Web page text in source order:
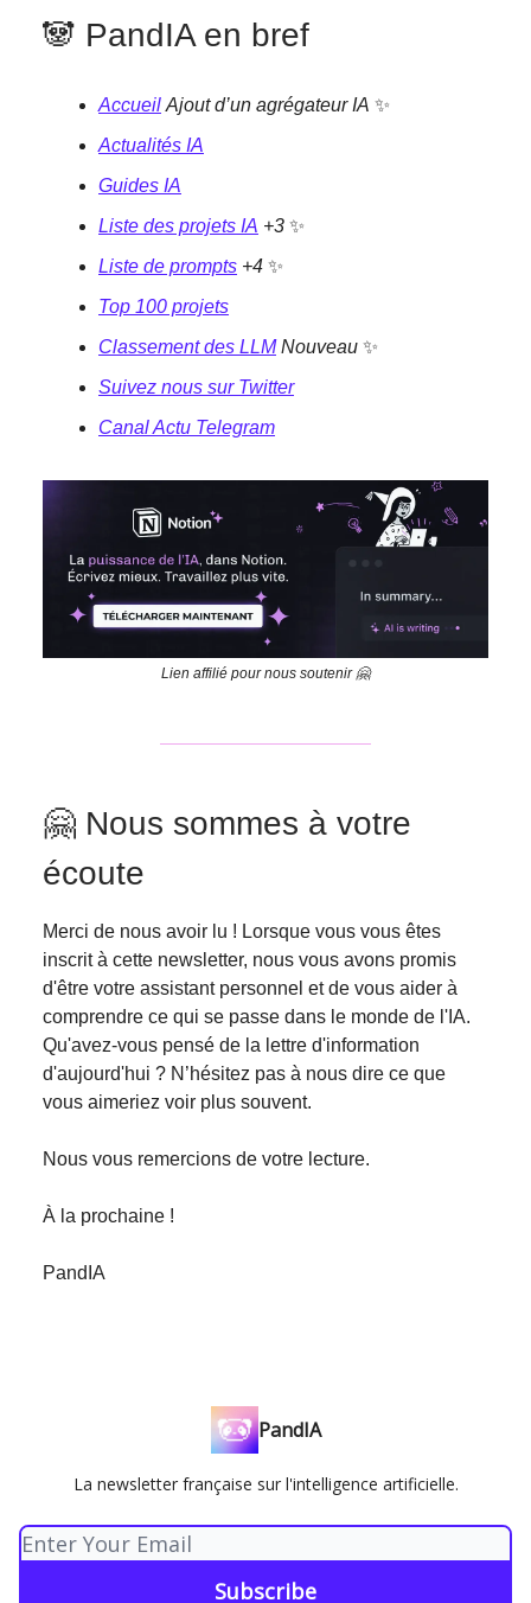
🐼 PandIA en bref
Accueil Ajout d’un agrégateur IA ✨
Actualités IA
Guides IA
Liste des projets IA +3 ✨
Liste de prompts +4 ✨
Top 100 projets
Classement des LLM Nouveau ✨
Suivez nous sur Twitter
CanalActu Telegram
Lien affilié pour nous soutenir 🤗
🤗 Nous sommes à votre
écoute
Merci de nous avoir lu ! Lorsque vous vous êtes
inscrit à cette newsletter, nous vous avons promis
d'être votre assistant personnel et de vous aider à
comprendre ce qui se passe dans le monde de l'IA.
Qu'avez-vous pensé de la lettre d'information
d'aujourd'hui ? N’hésitez pas à nous dire ce que
vous aimeriez voir plus souvent.
Nous vous remercions de votre lecture.
À la prochaine !
PandIA
PandIA
La newsletter française sur l'intelligence artificielle.